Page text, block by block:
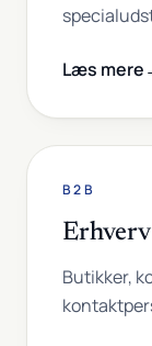
Læs mere
B2B
Erhverv
Butikker,